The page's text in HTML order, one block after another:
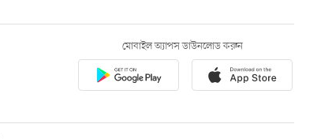
মোবাইল অ্যাপস ডাউনলোড করুন